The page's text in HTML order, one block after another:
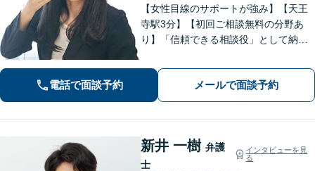
【女性目線のサポートが強み】【天王
寺駅3分】【初回ご相談無料の分野あ
り】「信頼できる相談役」として納得
問題】安心して相談できる環境・関係
づくりを心がけます【借金・債務整
理】経済状況に応じて適切な解決策を
ご提案します
電話で面談予約 メールで面談予約
新井 一樹 弁護
士
インタビューを見
る